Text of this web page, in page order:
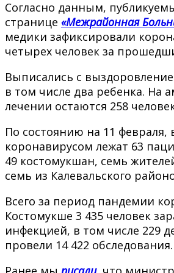
Согласно данным,
странице «Межрайонная
медики зафиксировали
четырех человек за
Выписались с
в том числе два ребенка. На
лечении остаются 258
По состоянию на 11 февраля,
коронавирусом лежат 63
49 костомукшан, семь
семь из Калевальского
Всего за период пандемии
Костомукше 3 435 человек
инфекцией, в том числе 229
провели 14 422 обследования.